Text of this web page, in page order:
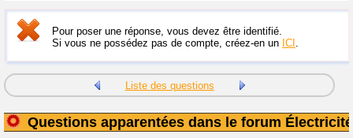
Pour poser une réponse, vous devez être identifié.
Si vous ne possédez pas de compte, créez-en un ICI .
Liste des questions
Questions apparentées dans le forum Électricité